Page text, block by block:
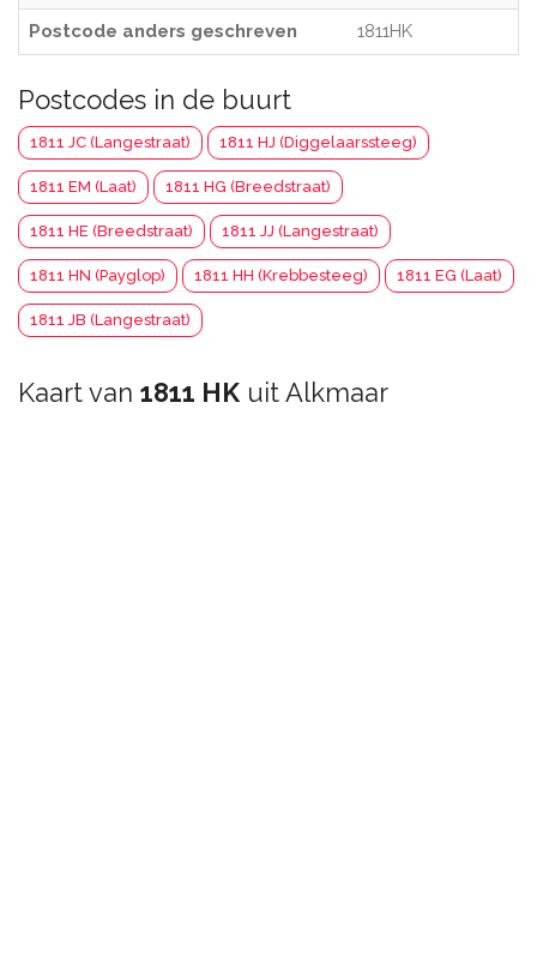
Postcode anders geschreven 1811HK
Postcodes in de buurt
1811 JC (Langestraat) 1811 HJ (Diggelaarssteeg)
1811 EM (Laat) 1811 HG (Breedstraat)
1811 HE (Breedstraat) 1811 JJ (Langestraat)
1811 HN (Payglop) 1811 HH (Krebbesteeg) 1811 EG (Laat)
1811 JB (Langestraat)
Kaart van 1811 HK uit Alkmaar